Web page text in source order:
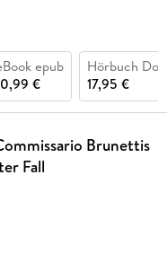
epub
€
Hörbuch
17,95 €
Brunettis
Fall